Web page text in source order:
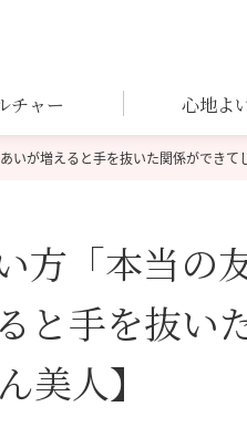
チャー 心地よ
が増えると手を抜いた関係ができて
方「本当の
と手を抜い
美人】